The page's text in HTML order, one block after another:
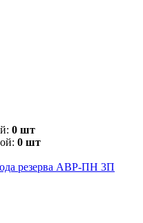
0 шт
0 шт
резерва АВР-ПН 3П